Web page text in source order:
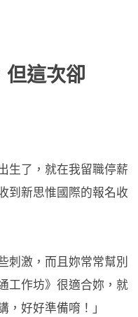
但這次卻
生了，就在我留職停薪
到新思惟國際的報名收
刺激，而且妳常常幫別
工作坊》很適合妳，就
，好好準備唷！」